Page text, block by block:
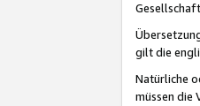
gilt die
Natürliche
müssen die